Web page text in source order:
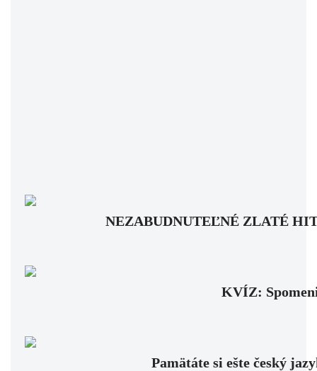
NEZABUDNUTEĽNÉ ZLATÉ
KVÍZ:
Pamätáte si ešte český